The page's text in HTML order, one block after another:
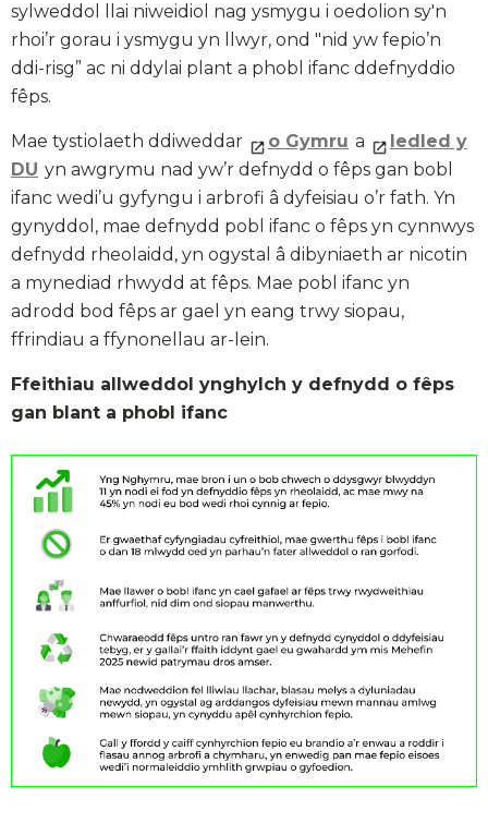
sylweddol llai niweidiol nag ysmygu i oedolion sy'n
rhoi’r gorau i ysmygu yn llwyr, ond "nid yw fepio’n
ddi-risg” ac ni ddylai plant a phobl ifanc ddefnyddio
fêps.
Mae tystiolaeth ddiweddar o Gymru a
ledled y
DU yn awgrymu nad yw’r defnydd o fêps gan bobl
ifanc wedi’u gyfyngu i arbrofi â dyfeisiau o’r fath. Yn
gynyddol, mae defnydd pobl ifanc o fêps yn cynnwys
defnydd rheolaidd, yn ogystal â dibyniaeth ar nicotin
a mynediad rhwydd at fêps. Mae pobl ifanc yn
adrodd bod fêps ar gael yn eang trwy siopau,
ffrindiau a ffynonellau ar-lein.
Ffeithiau allweddol ynghylch y defnydd o fêps
gan blant a phobl ifanc